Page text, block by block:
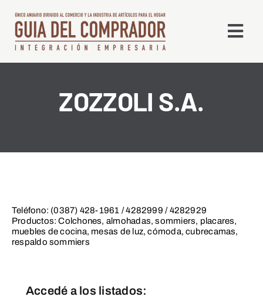
contenido
Contacto
ZOZZOLI S.A.
Teléfono: (0387) 428-1961 / 4282999 / 4282929
Productos: Colchones, almohadas, sommiers, placares,
muebles de cocina, mesas de luz, cómoda, cubrecamas,
respaldo sommiers
Accedé a los listados: